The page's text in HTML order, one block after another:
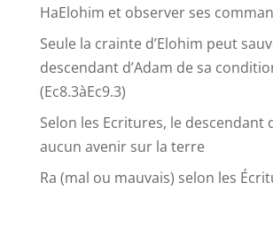
HaElohim et observer ses
Seule la crainte d’Elohim peut
descendant d’Adam de sa
(Ec8.3àEc9.3)
Selon les Ecritures, le descendant
aucun avenir sur la terre
Ra (mal ou mauvais) selon les